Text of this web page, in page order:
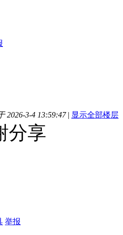
2026-3-4 13:59:47 | 显示全部楼层
分享
举报